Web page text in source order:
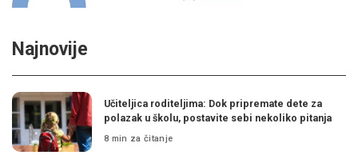
Najnovije
Učiteljica roditeljima: Dok pripremate dete za
polazak u školu, postavite sebi nekoliko pitanja
8 min za čitanje